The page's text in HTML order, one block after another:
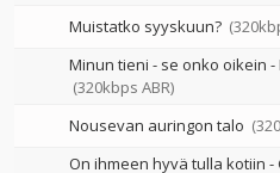
Muistatko syyskuun?
Minun tieni - se onko oikein -
(320kbps ABR)
Nousevan auringon talo
On ihmeen hyvä tulla kotiin -